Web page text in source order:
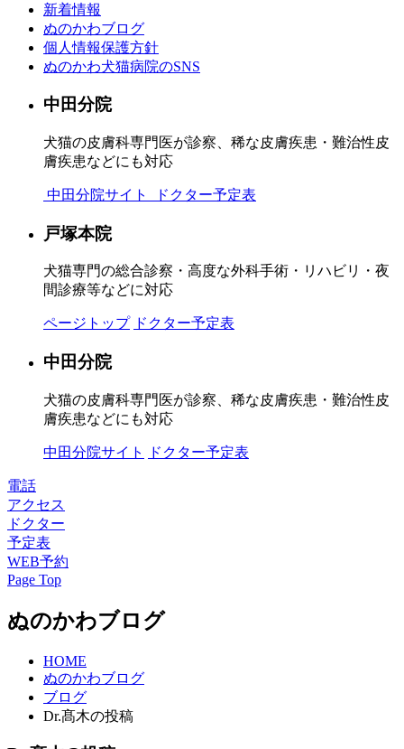
新着情報
ぬのかわブログ
個人情報保護方針
ぬのかわ犬猫病院のSNS
中田分院
犬猫の皮膚科専門医が診察、稀な皮膚疾患・難治性皮
膚疾患などにも対応
中田分院サイト ドクター予定表
戸塚本院
犬猫専門の総合診察・高度な外科手術・リハビリ・夜
間診療等などに対応
ページトップ ドクター予定表
中田分院
犬猫の皮膚科専門医が診察、稀な皮膚疾患・難治性皮
膚疾患などにも対応
中田分院サイト ドクター予定表
電話
アクセス
ドクター
予定表
WEB予約
Page Top
ぬのかわブログ
HOME
ぬのかわブログ
ブログ
Dr.髙木の投稿